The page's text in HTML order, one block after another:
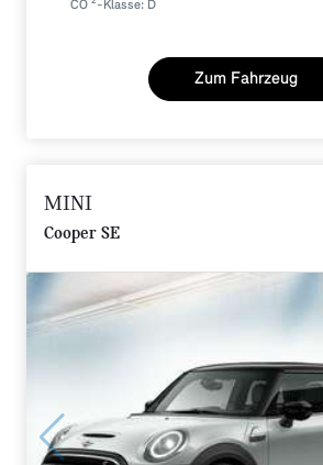
CO
-Klasse: D
Zum Fahrzeug
MINI
Cooper SE